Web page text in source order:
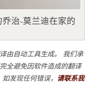
治-莫兰迪在家的
由自动工具生成。 我们承
全避免因软件造成的翻译
发现任何错误， 请联系我